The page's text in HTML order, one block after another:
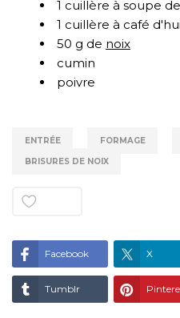
1 cuillère à soupe
1 cuillère à café
50 g de noix
cumin
poivre
ENTRÉE FORMAGE
BRISURES DE NOIX
Facebook X
Tumblr